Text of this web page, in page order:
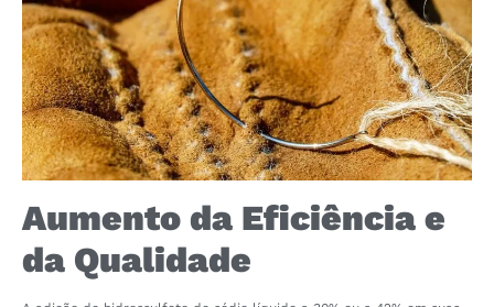
Aumento da Eficiência e
da Qualidade